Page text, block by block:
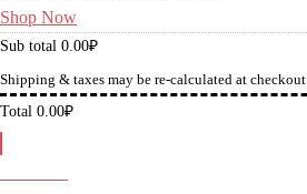
Shop Now
Sub total 0.00₽
Shipping & taxes may be re-calculated at checkout
Total 0.00₽